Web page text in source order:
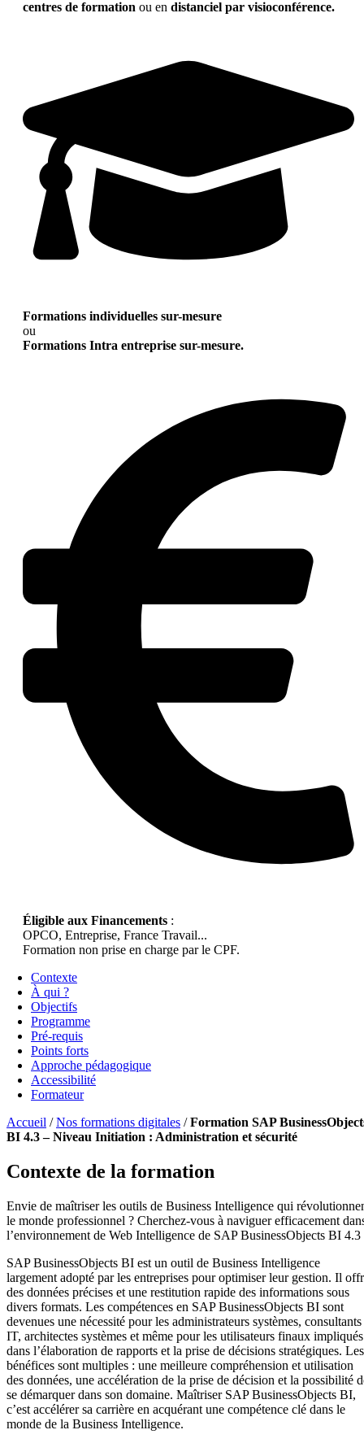
centres de formation ou en distanciel par visioconférence.
Formations individuelles sur-mesure
ou
Formations Intra entreprise sur-mesure.
Éligible aux Financements :
OPCO, Entreprise, France Travail...
Formation non prise en charge par le CPF.
Contexte
À qui ?
Objectifs
Programme
Pré-requis
Points forts
Approche pédagogique
Accessibilité
Formateur
Accueil /Nos formations digitales /Formation SAP
BI 4.3 – Niveau Initiation : Administration et sécurité
Contexte de la formation
Envie de maîtriser les outils de Business Intelligence qui
le monde professionnel ? Cherchez-vous à naviguer efficacement
l’environnement de Web Intelligence de SAP BusinessObjects BI 4.3
SAP BusinessObjects BI est un outil de Business Intelligence
largement adopté par les entreprises pour optimiser leur gestion. Il
des données précises et une restitution rapide des informations sous
divers formats. Les compétences en SAP BusinessObjects BI sont
devenues une nécessité pour les administrateurs systèmes, consultants
IT, architectes systèmes et même pour les utilisateurs finaux impliqués
dans l’élaboration de rapports et la prise de décisions stratégiques. Les
bénéfices sont multiples : une meilleure compréhension et utilisation
des données, une accélération de la prise de décision et la possibilité
se démarquer dans son domaine. Maîtriser SAP BusinessObjects BI,
c’est accélérer sa carrière en acquérant une compétence clé dans le
monde de la Business Intelligence.